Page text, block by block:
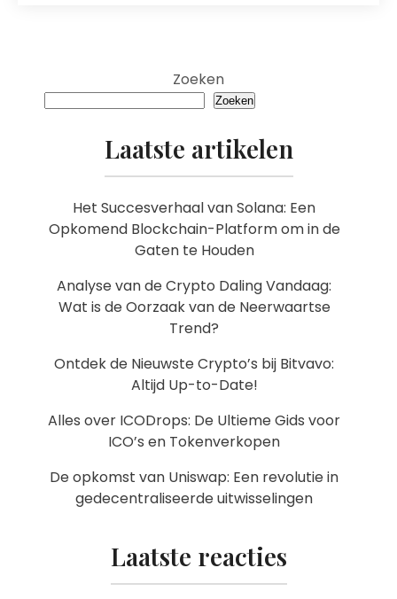
Zoeken
Zoeken
Laatste artikelen
Het Succesverhaal van Solana: Een
Opkomend Blockchain-Platform om in de
Gaten te Houden
Analyse van de Crypto Daling Vandaag:
Wat is de Oorzaak van de Neerwaartse
Trend?
Ontdek de Nieuwste Crypto’s bij Bitvavo:
Altijd Up-to-Date!
Alles over ICODrops: De Ultieme Gids voor
ICO’s en Tokenverkopen
De opkomst van Uniswap: Een revolutie in
gedecentraliseerde uitwisselingen
Laatste reacties